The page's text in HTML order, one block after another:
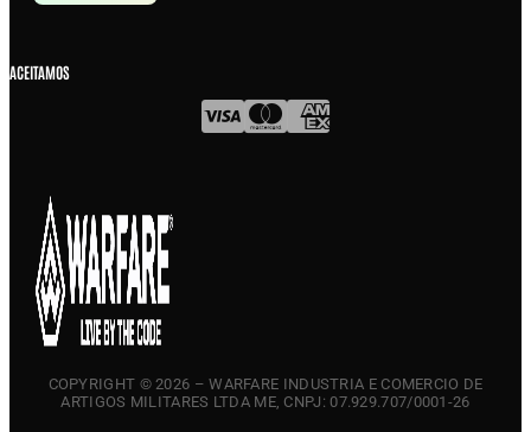
ACEITAMOS
COPYRIGHT © 2026 – WARFARE INDUSTRIA E COMERCIO DE
ARTIGOS MILITARES LTDA ME, CNPJ: 07.929.707/0001-26